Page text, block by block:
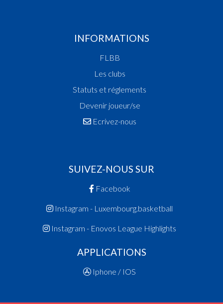
INFORMATIONS
FLBB
Les clubs
Statuts et réglements
Devenir joueur/se
Ecrivez-nous
SUIVEZ-NOUS SUR
Facebook
Instagram - Luxembourg.basketball
Instagram - Enovos League Highlights
APPLICATIONS
Iphone / IOS